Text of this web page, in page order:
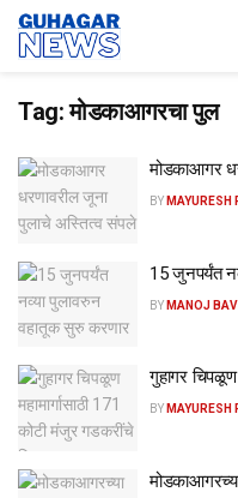
Tag:मोडकाआगरचा पुल
मोडकाआगर
BY MAYURESH
15 जुनपर्यंत
BY MANOJ
गुहागर
BY MAYURESH